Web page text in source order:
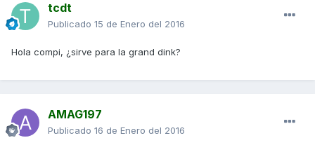
tcdt
Publicado 15 de Enero del 2016
Hola compi, ¿sirve para la grand dink?
AMAG197
Publicado 16 de Enero del 2016